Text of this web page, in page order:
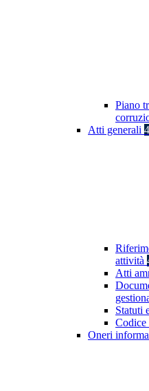
Piano
Atti generali
attività
Atti
Statuti
Codice
Oneri